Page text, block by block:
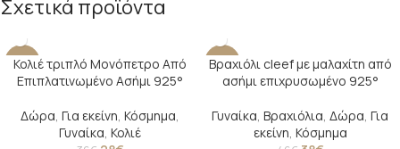
Σχετικά προϊόντα
-22%
Κολιέ τριπλό Μονόπετρο Από
Επιπλατινωμένο Ασήμι 925°
Δώρα, Για εκείνη, Κόσμημα,
Γυναίκα, Κολιέ
-17%
Βραχιόλι cleef με μαλαχίτη από
ασήμι επιχρυσωμένο 925°
Γυναίκα, Βραχιόλια, Δώρα, Για
εκείνη, Κόσμημα